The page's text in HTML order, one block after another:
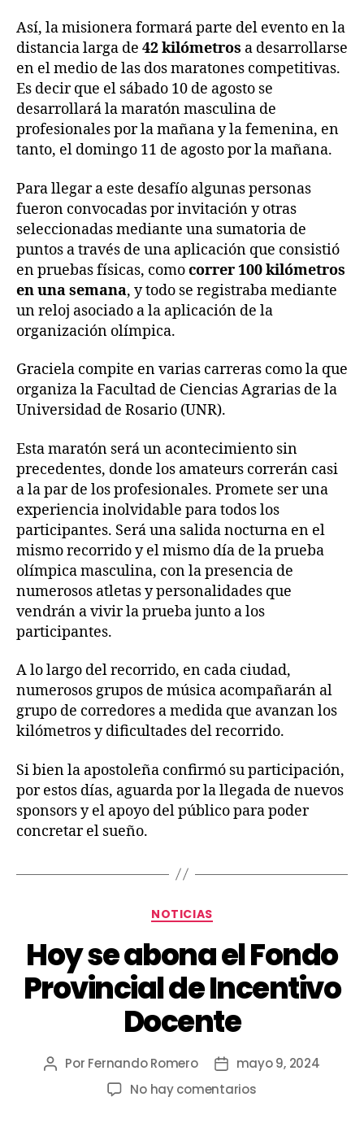
Así, la misionera formará parte del evento en la
distancia larga de 42 kilómetros a desarrollarse
en el medio de las dos maratones competitivas.
Es decir que el sábado 10 de agosto se
desarrollará la maratón masculina de
profesionales por la mañana y la femenina, en
tanto, el domingo 11 de agosto por la mañana.
Para llegar a este desafío algunas personas
fueron convocadas por invitación y otras
seleccionadas mediante una sumatoria de
puntos a través de una aplicación que consistió
en pruebas físicas, comocorrer 100 kilómetros
en una semana, y todo se registraba mediante
un reloj asociado a la aplicación de la
organización olímpica.
Graciela compite en varias carreras como la que
organiza la Facultad de Ciencias Agrarias de la
Universidad de Rosario (UNR).
Esta maratón será un acontecimiento sin
precedentes, donde los amateurs correrán casi
a la par de los profesionales. Promete ser una
experiencia inolvidable para todos los
participantes. Será una salida nocturna en el
mismo recorrido y el mismo día de la prueba
olímpica masculina, con la presencia de
numerosos atletas y personalidades que
vendrán a vivir la prueba junto a los
participantes.
A lo largo del recorrido, en cada ciudad,
numerosos grupos de música acompañarán al
grupo de corredores a medida que avanzan los
kilómetros y dificultades del recorrido.
Si bien la apostoleña confirmó su participación,
por estos días, aguarda por la llegada de nuevos
sponsors y el apoyo del público para poder
concretar el sueño.
NOTICIAS
Hoy se abona el Fondo
Provincial de Incentivo
Docente
Por Fernando Romero
mayo 9, 2024
No hay comentarios